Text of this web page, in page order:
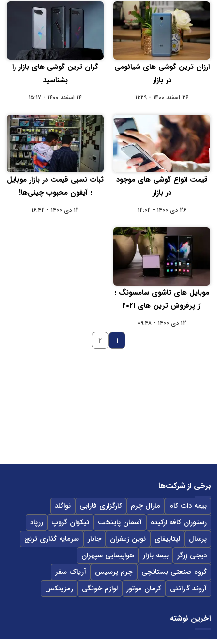
ارزان ترین گوشی های شیائومی
در بازار
۲۶ اسفند ۱۴۰۰ - ۱۱:۲۹
گران ترین گوشی های بازار را
بشناسید
۱۴ اسفند ۱۴۰۰ - ۱۵:۱۷
قیمت انواع گوشی های موجود
در بازار
۲۶ دی ۱۴۰۰ - ۱۲:۰۲
ثبات نسبی قیمت در بازار موبایل
؛ آیفون محبوب چینی‌ها!
۱۲ دی ۱۴۰۰ - ۱۶:۴۲
موبايل هاي تاشوي سامسونگ ؛
از پرفروش ترین های ۲۰۲۱
۱۲ دی ۱۴۰۰ - ۰۹:۴۸
۱ ۲
برخی از شرکت‌ها
بیمه دات کام مارال چرم کارگزاری فارابی
نواگلد
رستوران کافه ارکیده
آسمان پایتخت نیکوان گروپ
زرپاد
پرسال
لپتاپیفای نوین زعفران جابار
سرمایه گذاری ترنج
دیجی زرگر
بیمه بازار
هواپیمایی سپهران
گروه صنعتی بستانچی
چرم پرسیس
آریاک سفر
آروند گارانتی
کرمان موتور لوازم خونگی رمزینکس
آخرین نوشته